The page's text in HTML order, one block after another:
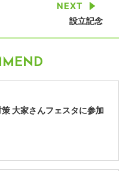
NEXT
設立記念
大家さんフェスタに参加